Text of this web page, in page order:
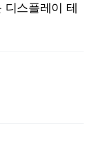
디스플레이 테